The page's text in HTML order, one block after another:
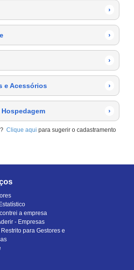
›
›
›
e Acessórios ›
›
Clique aqui para sugerir o cadastramento
a empresa
- Empresas
para Gestores e